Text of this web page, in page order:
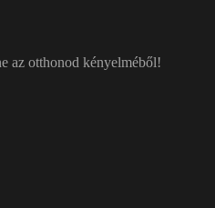
az otthonod kényelméből!